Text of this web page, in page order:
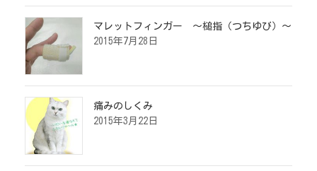
マレットフィンガー ～槌指（つちゆび）～
2015年7月28日
痛みのしくみ
2015年3月22日